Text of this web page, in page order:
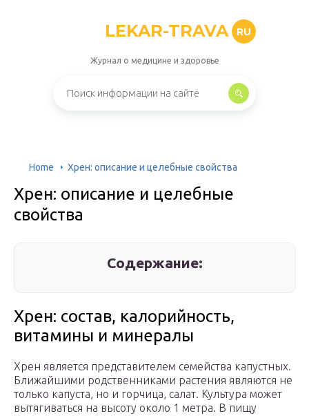
LEKAR-TRAVA RU
Журнал о медицине и здоровье
Home Хрен: описание и целебные свойства
Хрен: описание и целебные
свойства
Содержание:
Хрен: состав, калорийность,
витамины и минералы
Хрен является представителем семейства капустных.
Ближайшими родственниками растения являются не
только капуста, но и горчица, салат. Культура может
вытягиваться на высоту около 1 метра. В пищу